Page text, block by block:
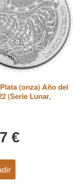
(onza) Año del
(Serie Lunar,
€